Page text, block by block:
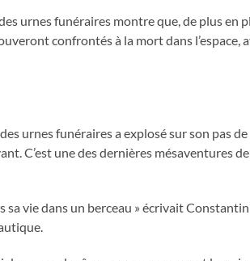
urnes funéraires montre que, de plus en
confrontés à la mort dans l’espace,
urnes funéraires a explosé sur son pas
C’est une des dernières mésaventures
sa vie dans un berceau » écrivait